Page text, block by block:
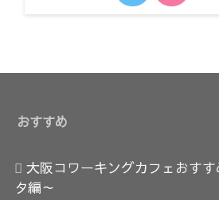
おすすめ
大阪コワーキングカフェおす
タ編～